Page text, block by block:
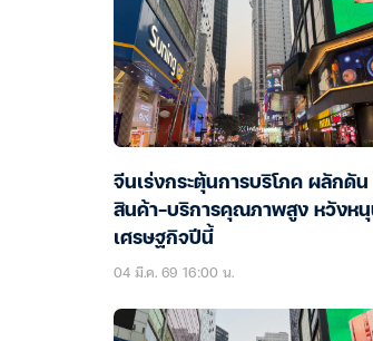
จีนเร่งกระตุ้นการบริโภค ผลักดัน
สินค้า-บริการคุณภาพสูง หวังหนุ
เศรษฐกิจปีนี้
04 มี.ค. 69 16:00 น.